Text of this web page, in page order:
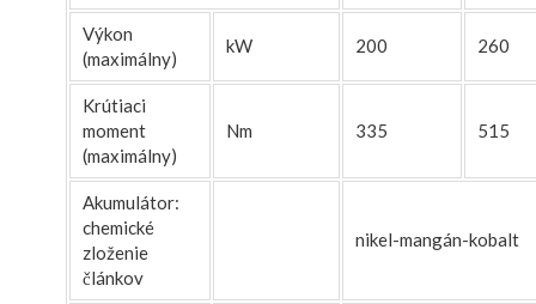
Výkon
(maximálny)
kW 200 260
Krútiaci
moment
(maximálny)
Nm 335 515
Akumulátor:
chemické
zloženie
článkov
nikel-mangán-kobalt